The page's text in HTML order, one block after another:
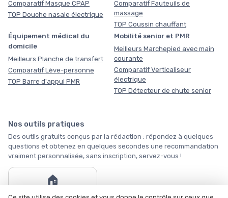
Comparatif Masque CPAP
TOP Douche nasale électrique
Comparatif Fauteuils de
massage
TOP Coussin chauffant
Équipement médical du
domicile
Meilleurs Planche de transfert
Comparatif Lève-personne
TOP Barre d'appui PMR
Mobilité senior et PMR
Meilleurs Marchepied avec main
courante
Comparatif Verticaliseur
électrique
TOP Détecteur de chute senior
Nos outils pratiques
Des outils gratuits conçus par la rédaction : répondez à quelques
questions et obtenez en quelques secondes une recommandation
vraiment personnalisée, sans inscription, servez-vous !
🏠